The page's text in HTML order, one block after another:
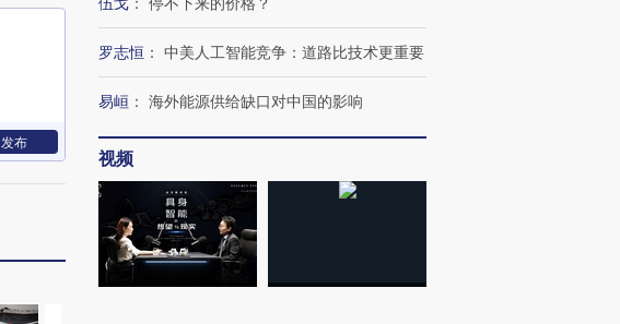
发布
罗志恒 ： 中美人工智能竞争：道路比技术更重要
易峘 ： 海外能源供给缺口对中国的影响
视频